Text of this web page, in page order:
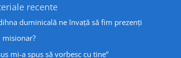
recente
duminicală ne învață să fim prezenți
misionar?
mi-a spus să vorbesc cu tine”